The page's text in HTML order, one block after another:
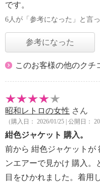
です。
6人が「参考になった」と言
参考になった
このお客様の他のクチ
昭和レトロの女性 さん
（購入日： 2026/01/25 | 公開日：
紺色ジャケット 購入。
前から 紺色ジャケットが
ンエアーで見かけ 購入。
目をひかれました。着用